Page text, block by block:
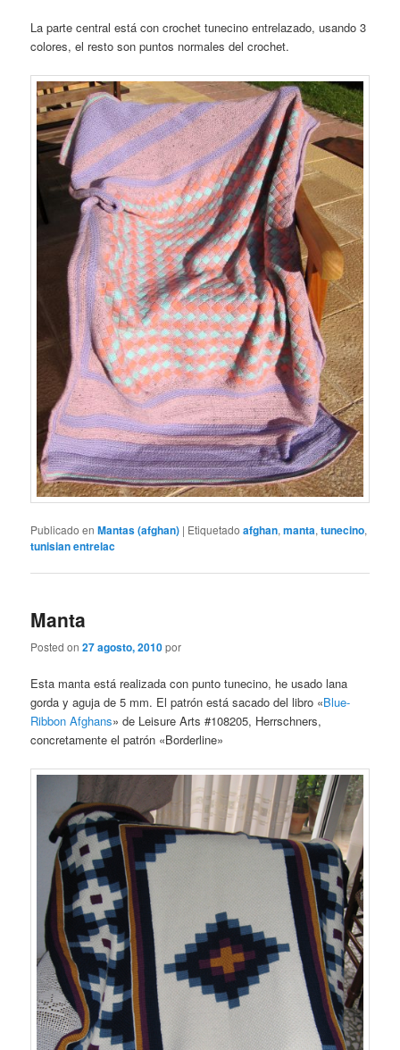
La parte central está con crochet tunecino entrelazado, usando 3
colores, el resto son puntos normales del crochet.
Publicado en Mantas (afghan) | Etiquetado afghan,manta,tunecino,
tunisian entrelac
Manta
Posted on27 agosto, 2010por
Esta manta está realizada con punto tunecino, he usado lana
gorda y aguja de 5 mm. El patrón está sacado del libro «Blue-
Ribbon Afghans» de Leisure Arts #108205, Herrschners,
concretamente el patrón «Borderline»